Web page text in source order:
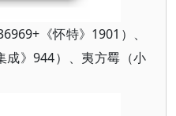
《怀特》1901）、
成》944）、夷方䍙（小